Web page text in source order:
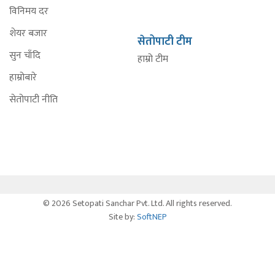
विनिमय दर
शेयर बजार
सुन चाँदि
हाम्रोबारे
सेतोपाटी नीति
सेतोपाटी टीम
हाम्रो टीम
© 2026 Setopati Sanchar Pvt. Ltd. All rights reserved.
Site by:SoftNEP